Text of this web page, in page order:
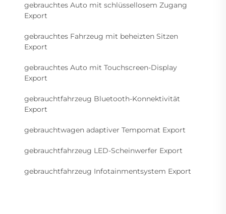
gebrauchtes Auto mit schlüssellosem Zugang
Export
gebrauchtes Fahrzeug mit beheizten Sitzen
Export
gebrauchtes Auto mit Touchscreen-Display
Export
gebrauchtfahrzeug Bluetooth-Konnektivität
Export
gebrauchtwagen adaptiver Tempomat Export
gebrauchtfahrzeug LED-Scheinwerfer Export
gebrauchtfahrzeug Infotainmentsystem Export